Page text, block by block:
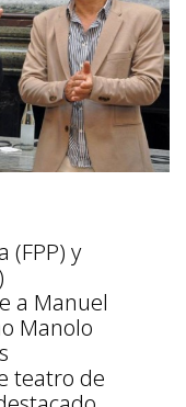
(FPP) y
a Manuel
Manolo
teatro de